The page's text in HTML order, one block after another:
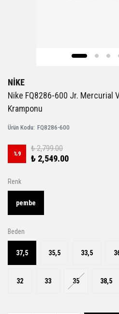
NİKE
Nike FQ8286-600 Jr. Mercurial
Kramponu
Ürün Kodu: FQ8286-600
%9
₺ 2,799.00
₺ 2,549.00
Renk
pembe
Beden
37,5 35,5 33,5
32 33 35 38,5